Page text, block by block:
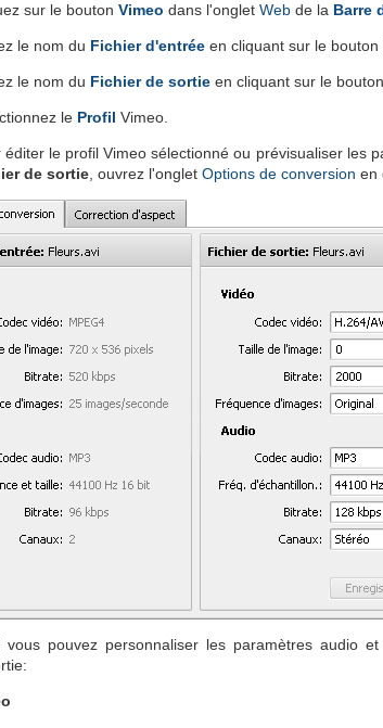
sur le bouton Vimeo dans l'onglet Web de la Barre
le nom du Fichier d'entrée en cliquant sur le bouton
le nom du Fichier de sortie en cliquant sur le bouton
le Profil Vimeo.
éditer le profil Vimeo sélectionné ou prévisualiser les
de sortie , ouvrez l'onglet Options de conversion en
vous pouvez personnaliser les paramètres audio